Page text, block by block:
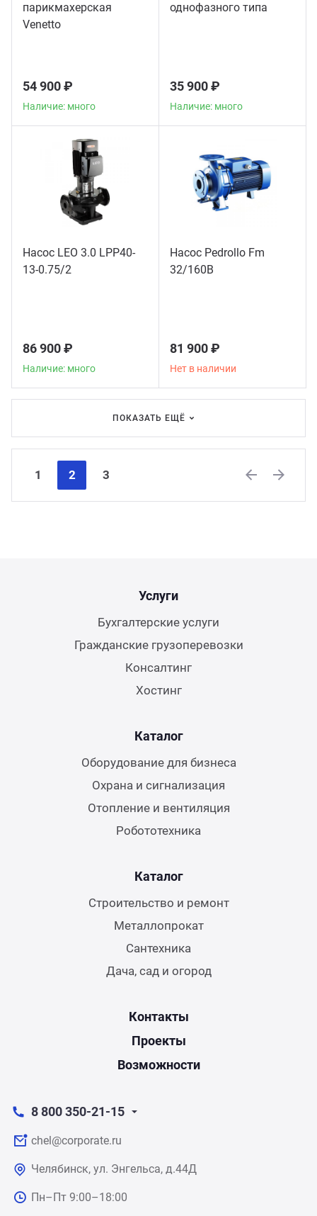
парикмахерская
Venetto
54 900 ₽
Наличие: много
однофазного типа
35 900 ₽
Наличие: много
Насос LEO 3.0 LPP40-
13-0.75/2
86 900 ₽
Наличие: много
Насос Pedrollo Fm
32/160B
81 900 ₽
Нет в наличии
ПОКАЗАТЬ ЕЩЁ
1 2
3
Услуги
Бухгалтерские услуги
Гражданские грузоперевозки
Консалтинг
Хостинг
Каталог
Оборудование для бизнеса
Охрана и сигнализация
Отопление и вентиляция
Робототехника
Каталог
Строительство и ремонт
Металлопрокат
Сантехника
Дача, сад и огород
Контакты
Проекты
Возможности
8 800 350-21-15
chel@corporate.ru
Челябинск, ул. Энгельса, д.44Д
Пн–Пт 9:00–18:00